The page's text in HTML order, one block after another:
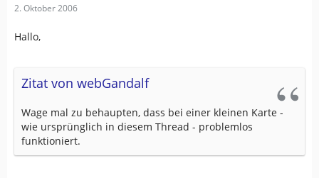
2. Oktober 2006
Hallo,
Zitat von webGandalf
Wage mal zu behaupten, dass bei einer kleinen Karte -
wie ursprünglich in diesem Thread - problemlos
funktioniert.